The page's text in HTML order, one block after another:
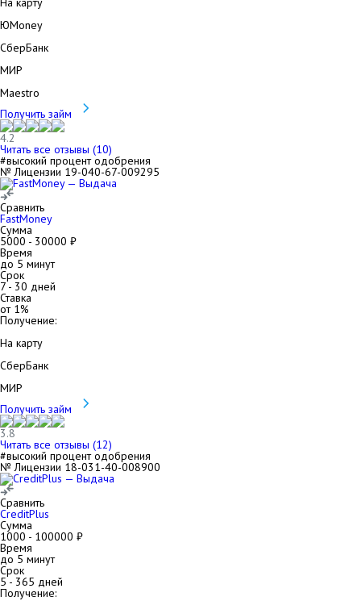
ЮMoney
СберБанк
МИР
Maestro
Получить займ
4.2
Читать все отзывы (10)
#высокий процент одобрения
№ Лицензии 19-040-67-009295
Сравнить
FastMoney
Сумма
5000 - 30000 ₽
Время
до 5 минут
Срок
7- 30 дней
Ставка
от 1%
Получение:
На карту
СберБанк
МИР
Получить займ
3.8
Читать все отзывы (12)
#высокий процент одобрения
№ Лицензии 18-031-40-008900
Сравнить
CreditPlus
Сумма
1000 - 100000 ₽
Время
до 5 минут
Срок
5- 365 дней
Получение: